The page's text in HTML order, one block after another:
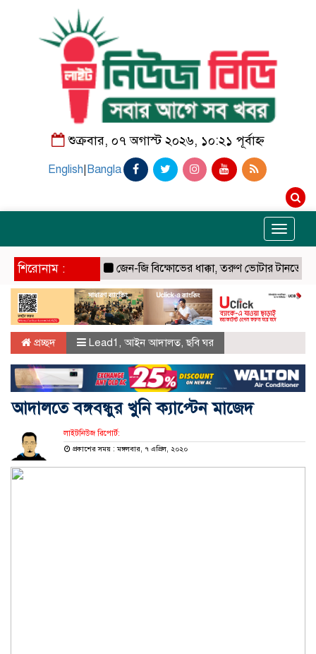
শুক্রবার, ০৭ অগাস্ট ২০২৬, ১০:২১ পূর্বাহ্ন
English Bangla
Toggle
শিরোনাম : জেন-জি বিক্ষোভের ধাক্কা, তরুণ ভোটার টানতে
প্রচ্ছদ Lead1 , আইন আদালত,ছবি ঘর
আদালতে বঙ্গবন্ধুর খুনি ক্যাপ্টেন মাজেদ
লাইটনিউজ রিপোর্ট:
প্রকাশের সময় : মঙ্গলবার, ৭ এপ্রিল, ২০২০